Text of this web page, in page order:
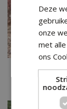
Deze
onze
met
ons